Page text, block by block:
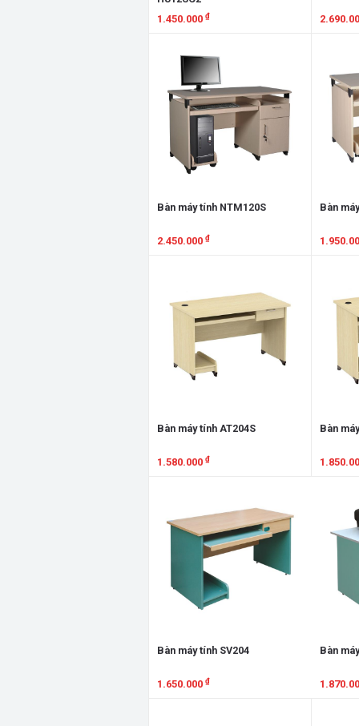
1.450.000 ₫
Bàn máy tính NTM120S
2.450.000 ₫
Bàn
Bàn máy tính AT204S
1.580.000 ₫
Bàn
Bàn máy tính SV204
1.650.000 ₫
Bàn